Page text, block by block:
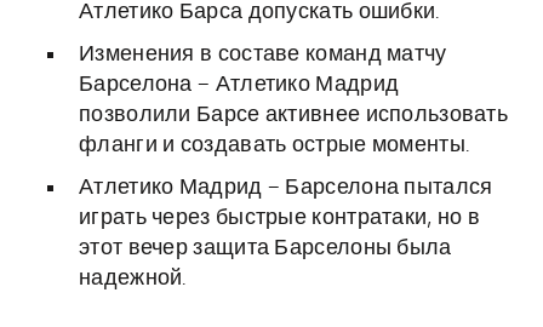
Атлетико Барса допускать ошибки.
Изменения в составе команд матчу
Барселона – Атлетико Мадрид
позволили Барсе активнее использовать
фланги и создавать острые моменты.
Атлетико Мадрид – Барселона пытался
играть через быстрые контратаки, но в
этот вечер защита Барселоны была
надежной.